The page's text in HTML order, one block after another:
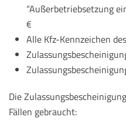
“Außerbetriebsetzung
€
Alle Kfz-Kennzeichen
Die
Fällen gebraucht: